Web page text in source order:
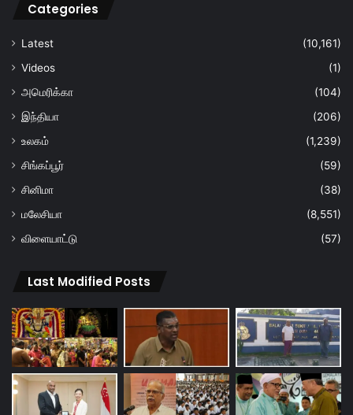
Categories
Latest
(10,161)
Videos
(1)
அமெரிக்கா
(104)
இந்தியா
(206)
உலகம்
(1,239)
சிங்கப்பூர்
(59)
சினிமா
(38)
மலேசியா
(8,551)
விளையாட்டு
(57)
Last Modified Posts